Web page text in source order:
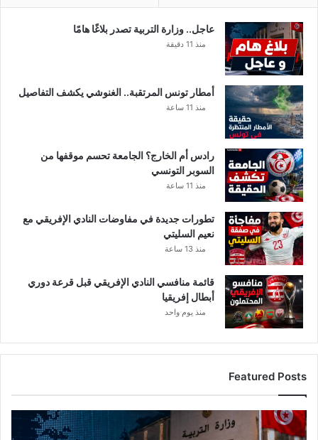
عاجل.. وزارة التربية تصدر بلاغًا هامًا
منذ 11 دقيقة
أمطار تونس المرتقبة.. الغنوشي يكشف التفاصيل
منذ 11 ساعة
رادس أم الخارج؟ الجامعة تحسم موقفها من
السوبر التونسي
منذ 11 ساعة
تطورات جديدة في مفاوضات النادي الإفريقي مع
نعيم السليتي
منذ 13 ساعة
قائمة منافسي النادي الإفريقي قبل قرعة دوري
أبطال إفريقيا
منذ يوم واحد
Featured Posts
عاجل..
وزارة